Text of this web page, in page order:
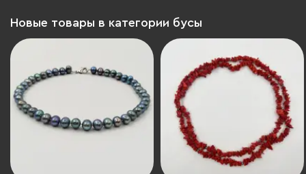
Новые товары в категории бусы